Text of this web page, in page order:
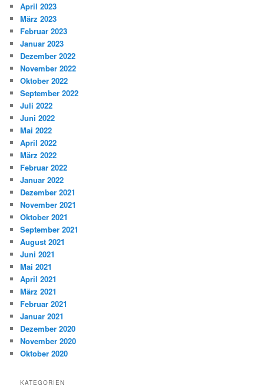
April 2023
März 2023
Februar 2023
Januar 2023
Dezember 2022
November 2022
Oktober 2022
September 2022
Juli 2022
Juni 2022
Mai 2022
April 2022
März 2022
Februar 2022
Januar 2022
Dezember 2021
November 2021
Oktober 2021
September 2021
August 2021
Juni 2021
Mai 2021
April 2021
März 2021
Februar 2021
Januar 2021
Dezember 2020
November 2020
Oktober 2020
KATEGORIEN